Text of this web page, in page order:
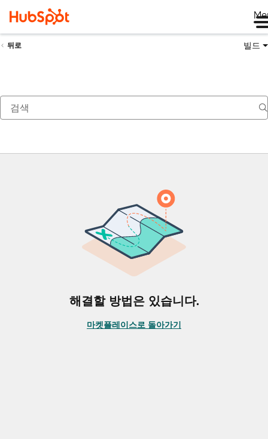
뒤로 빌드
해결할 방법은 있습니다.
마켓플레이스로 돌아가기